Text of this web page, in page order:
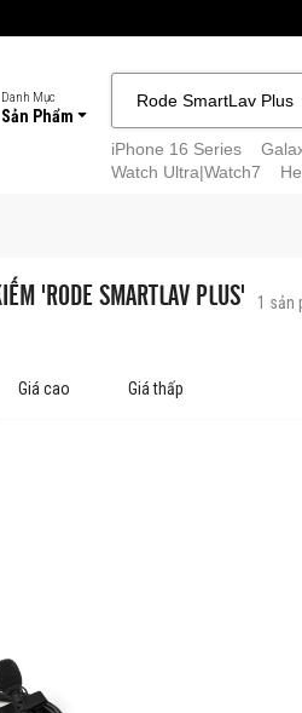
Danh Mục
Sản Phẩm
iPhone 16 Series
Watch Ultra|Watch7
'RODE SMARTLAV PLUS' 1 sản
Giá cao Giá thấp